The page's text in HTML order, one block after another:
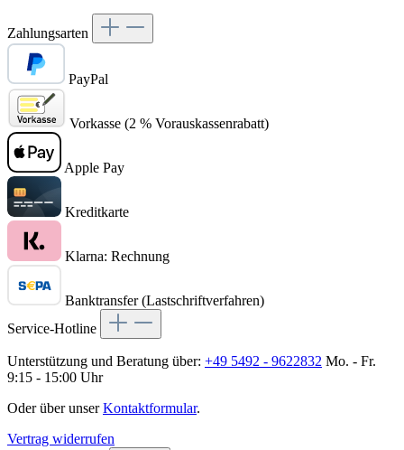
Zahlungsarten
PayPal
Vorkasse (2 % Vorauskassenrabatt)
Apple Pay
Kreditkarte
Klarna: Rechnung
Banktransfer (Lastschriftverfahren)
Service-Hotline
Unterstützung und Beratung über: +49 5492 - 9622832 Mo. - Fr.
9:15 - 15:00 Uhr
Oder über unserKontaktformular.
Vertrag widerrufen